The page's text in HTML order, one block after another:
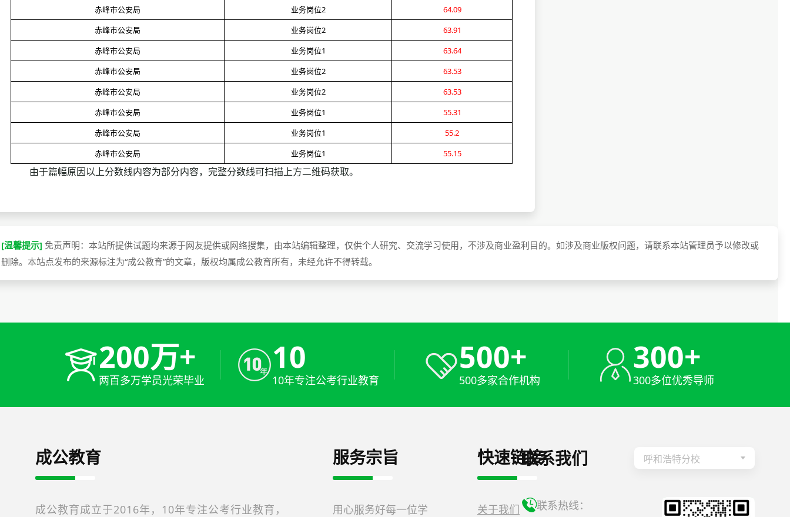
赤峰市公安局
业务岗位2
64.09
赤峰市公安局
业务岗位2
63.91
赤峰市公安局
业务岗位1
63.64
赤峰市公安局
业务岗位2
63.53
赤峰市公安局
业务岗位2
63.53
赤峰市公安局
业务岗位1
55.31
赤峰市公安局
业务岗位1
55.2
赤峰市公安局
业务岗位1 55.15
由于篇幅原因以上分数线内容为部分内容，完整分数线可扫描上方二维码获取。
[温馨提示] 免责声明：本站所提供试题均来源于网友提供或网络搜集，由本站编辑整理，仅供个人研究、交流学习使用，不涉及商业盈利目的。如涉及商业版权问题，请联系本站管理员予以修改或
删除。本站点发布的来源标注为“成公教育”的文章，版权均属成公教育所有，未经允许不得转载。
200万+
两百多万学员光荣毕业
10
10年专注公考行业教育
500+
500多家合作机构
300+
300多位优秀导师
成公教育
成公教育成立于2016年，10年专注公考行业教育，
服务宗旨
用心服务好每一位学
快速链接
关于我们
联系我们 呼和浩特分校
联系热线：